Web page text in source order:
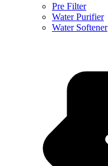
Pre Filter
Water Purifier
Water Softener